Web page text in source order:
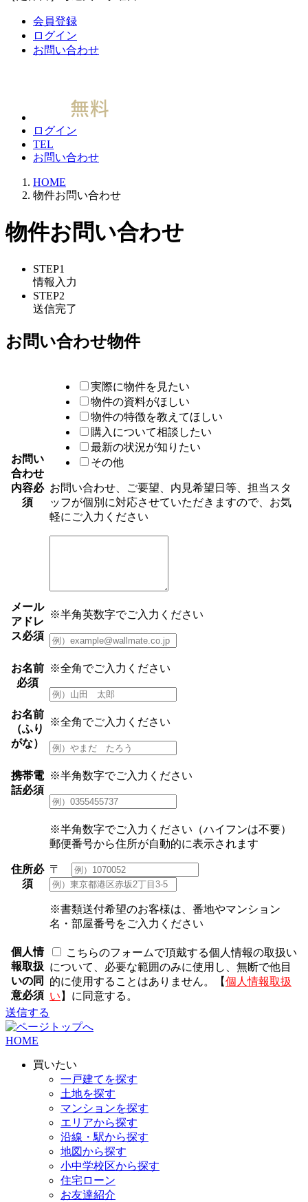
会員登録
ログイン
お問い合わせ
ログイン
TEL
お問い合わせ
HOME
物件お問い合わせ
物件お問い合わせ
STEP1
情報入力
STEP2
送信完了
お問い合わせ物件
お問い
合わせ
内容必
須
実際に物件を見たい
物件の資料がほしい
物件の特徴を教えてほしい
購入について相談したい
最新の状況が知りたい
その他
お問い合わせ、ご要望、内見希望日等、担当スタ
ッフが個別に対応させていただきますので、お気
軽にご入力ください
メール
アドレ
ス必須
※半角英数字でご入力ください
お名前
必須
※全角でご入力ください
お名前
（ふり
がな）
※全角でご入力ください
携帯電
話必須
※半角数字でご入力ください
住所必
須
※半角数字でご入力ください（ハイフンは不要）
郵便番号から住所が自動的に表示されます
〒
※書類送付希望のお客様は、番地やマンション
名・部屋番号をご入力ください
個人情
報取扱
いの同
意必須
こちらのフォームで頂戴する個人情報の取扱い
について、必要な範囲のみに使用し、無断で他目
的に使用することはありません。【個人情報取扱
い 】に同意する。
送信する
HOME
買いたい
一戸建てを探す
土地を探す
マンションを探す
エリアから探す
沿線・駅から探す
地図から探す
小中学校区から探す
住宅ローン
お友達紹介